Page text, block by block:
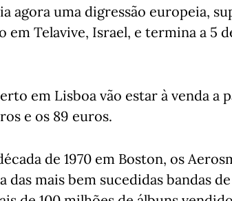
agora uma digressão europeia,
em Telavive, Israel, e termina a 5
em Lisboa vão estar à venda a
e os 89 euros.
de 1970 em Boston, os
das mais bem sucedidas bandas